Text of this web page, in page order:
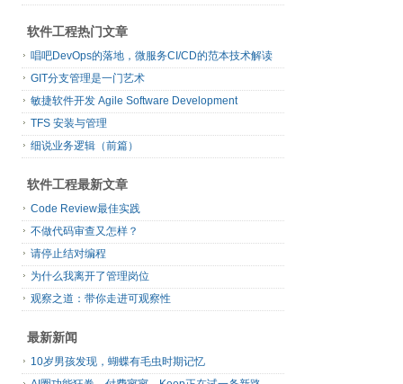
软件工程热门文章
唱吧DevOps的落地，微服务CI/CD的范本技术解读
GIT分支管理是一门艺术
敏捷软件开发 Agile Software Development
TFS 安装与管理
细说业务逻辑（前篇）
软件工程最新文章
Code Review最佳实践
不做代码审查又怎样？
请停止结对编程
为什么我离开了管理岗位
观察之道：带你走进可观察性
最新新闻
10岁男孩发现，蝴蝶有毛虫时期记忆